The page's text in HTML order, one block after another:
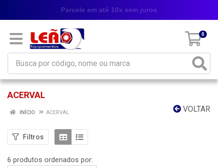
0
Parcele em até 10x sem juros
ACERVAL
VOLTAR
INÍCIO ACERVAL
Filtros
6 produtos ordenados por: